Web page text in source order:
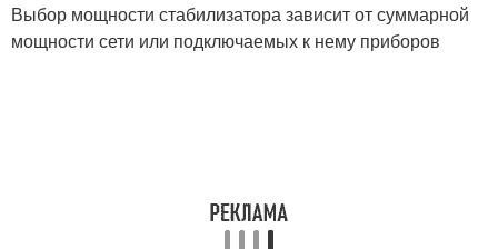
Выбор мощности стабилизатора зависит от суммарной
мощности сети или подключаемых к нему приборов